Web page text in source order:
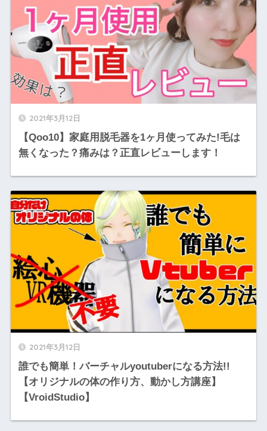
2021年3月12日
【Qoo10】家庭用脱毛器を1ヶ月使ってみた!毛は
無くなった？痛みは？正直レビューします！
2021年3月12日
誰でも簡単！バーチャルyoutuberになる方法!!
【オリジナルの体の作り方、動かし方講座】
【VroidStudio】